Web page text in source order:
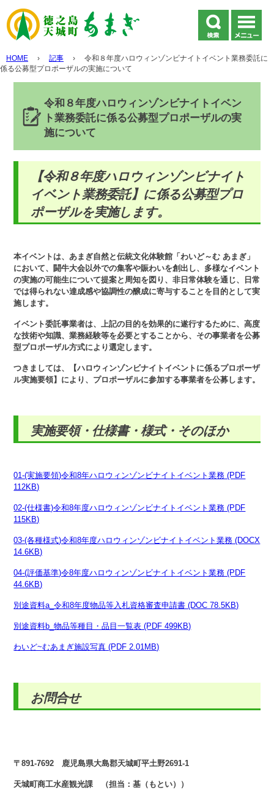
HOME › 記事 ›
令和８年度ハロウィンゾンビナイトイベント業務委託に
係る公募型プロポーザルの実施について
令和８年度ハロウィンゾンビナイトイベン
ト業務委託に係る公募型プロポーザルの実
施について
【令和８年度ハロウィンゾンビナイト
イベント業務委託】に係る公募型プロ
ポーザルを実施します。
本イベントは、あまぎ自然と伝統文化体験館「わいど～む あまぎ」
において、闘牛大会以外での集客や賑わいを創出し、多様なイベント
の実施の可能生について提案と周知を図り、非日常体験を通じ、日常
では得られない達成感や協調性の醸成に寄与することを目的として実
施します。
イベント委託事業者は、上記の目的を効果的に遂行するために、高度
な技術や知識、業務経験等を必要とすることから、その事業者を公募
型プロポーザル方式により選定します。
つきましては、【ハロウィンゾンビナイトイベントに係るプロポーザ
ル実施要領】により、プロポーザルに参加する事業者を公募します。
実施要領・仕様書・様式・そのほか
01-(実施要領)令和8年ハロウィンゾンビナイトイベント業務 (PDF
112KB)
02-(仕様書)令和8年度ハロウィンゾンビナイトイベント業務 (PDF
115KB)
03-(各種様式)令和8年度ハロウィンゾンビナイトイベント業務 (DOCX
14.6KB)
04-(評価基準)令8年度ハロウィンゾンビナイトイベント業務 (PDF
44.6KB)
別途資料a_令和8年度物品等入札資格審査申請書 (DOC 78.5KB)
別途資料b_物品等種目・品目一覧表 (PDF 499KB)
わいど~むあまぎ施設写真 (PDF 2.01MB)
お問合せ
〒891-7692 鹿児島県大島郡天城町平土野2691-1
天城町商工水産観光課 （担当：基（もとい））